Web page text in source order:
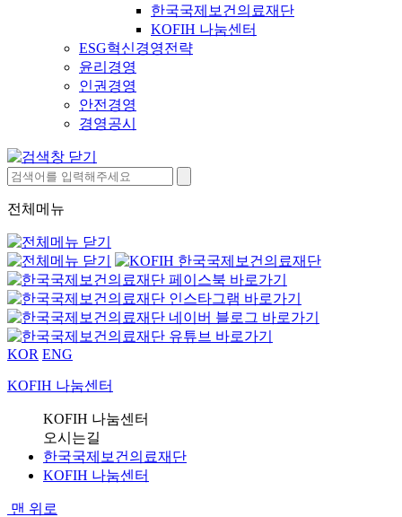
한국국제보건의료재단
KOFIH 나눔센터
ESG혁신경영전략
윤리경영
인권경영
안전경영
경영공시
전체메뉴
KOR ENG
KOFIH 나눔센터
KOFIH 나눔센터
오시는길
한국국제보건의료재단
KOFIH 나눔센터
맨 위로